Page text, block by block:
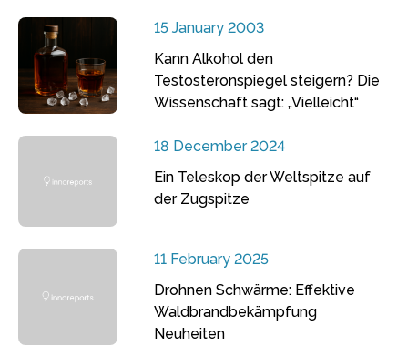
15 January 2003
Kann Alkohol den
Testosteronspiegel steigern? Die
Wissenschaft sagt: „Vielleicht“
18 December 2024
Ein Teleskop der Weltspitze auf
der Zugspitze
11 February 2025
Drohnen Schwärme: Effektive
Waldbrandbekämpfung
Neuheiten